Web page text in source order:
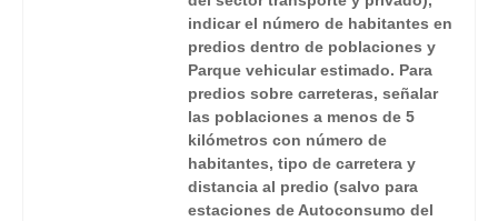
indicar el número de habitantes en
predios dentro de poblaciones y
Parque vehicular estimado. Para
predios sobre carreteras, señalar
las poblaciones a menos de 5
kilómetros con número de
habitantes, tipo de carretera y
distancia al predio (salvo para
estaciones de Autoconsumo del